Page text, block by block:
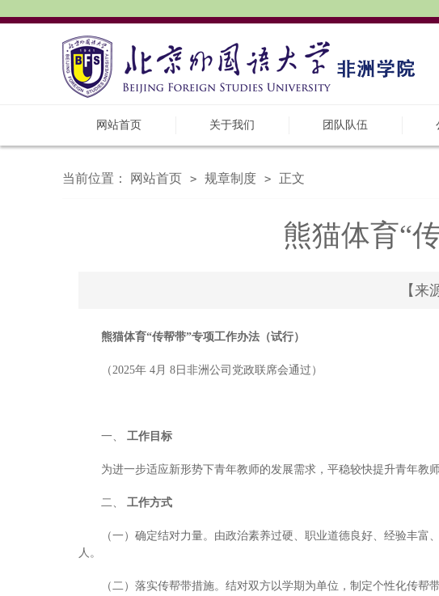
网站首页 关于我们 团队队伍
当前位置： 网站首页 > 规章制度 > 正文
熊猫体育“
【来
熊猫体育“传帮带”专项工作办法（试行）
（2025年 4月 8日非洲公司党政联席会通过）
一、 工作目标
为进一步适应新形势下青年教师的发展需求，平稳较快提升青年教
二、 工作方式
（一）确定结对力量。由政治素养过硬、职业道德良好、经验丰
人。
（二）落实传帮带措施。结对双方以学期为单位，制定个性化传